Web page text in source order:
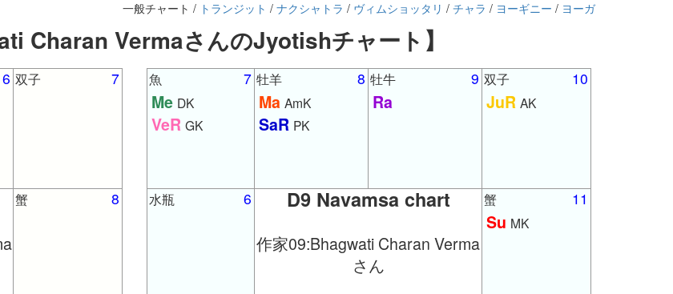
一般チャート / トランジット / ナクシャトラ / ヴィムショッタリ / チャラ / ヨーギニー / ヨーガ
Charan VermaさんのJyotishチャート】
6 7
双子
8
蟹
7
魚
Me DK
VeR GK
8
牡羊
Ma AmK
SaR PK
9
牡牛
Ra
10
双子
JuR AK
6
水瓶 D9 Navamsa chart
作家09:Bhagwati Charan Verma
さん
11
蟹
Su MK